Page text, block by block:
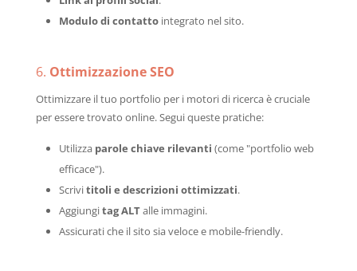
Modulo di contattointegrato nel sito.
6. Ottimizzazione SEO
Ottimizzare il tuo portfolio per i motori di ricerca è cruciale
per essere trovato online. Segui queste pratiche:
Utilizza parole chiave rilevanti (come "portfolio web
efficace").
Scrivititoli e descrizioni ottimizzati.
Aggiungitag ALTalle immagini.
Assicurati che il sito sia veloce e mobile-friendly.